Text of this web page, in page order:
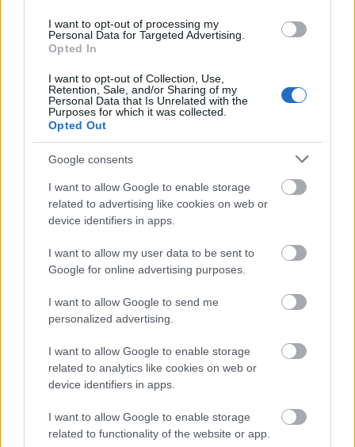
I want to opt-out of processing my
Personal Data for Targeted Advertising.
Opted In
I want to opt-out of Collection, Use,
Retention, Sale, and/or Sharing of my
Personal Data that Is Unrelated with the
Purposes for which it was collected.
Opted Out
Google consents
I want to allow Google to enable storage
related to advertising like cookies on web or
device identifiers in apps.
I want to allow my user data to be sent to
Google for online advertising purposes.
I want to allow Google to send me
personalized advertising.
I want to allow Google to enable storage
related to analytics like cookies on web or
device identifiers in apps.
I want to allow Google to enable storage
related to functionality of the website or app.
Το 2024 οι Αλόνσο και
teammates αφού ο 42χρονος έχει συμβόλαιο και
για την επόμενη σεζόν.